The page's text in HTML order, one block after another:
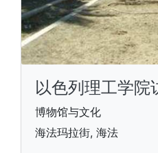
以色列理工学院
博物馆与文化
海法玛拉街, 海法